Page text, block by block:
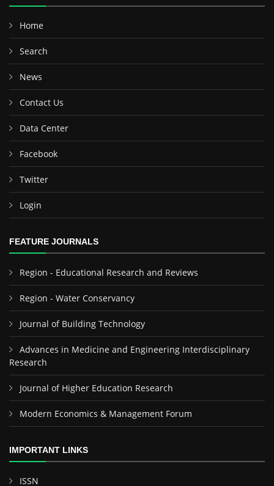
Home
Search
News
Contact Us
Data Center
Facebook
Twitter
Login
FEATURE JOURNALS
Region - Educational Research and Reviews
Region - Water Conservancy
Journal of Building Technology
Advances in Medicine and Engineering Interdisciplinary
Research
Journal of Higher Education Research
Modern Economics & Management Forum
IMPORTANT LINKS
ISSN